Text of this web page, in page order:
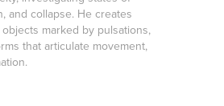
and collapse. He creates
marked by pulsations,
that articulate movement,